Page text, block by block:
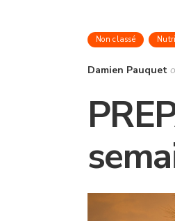
Non classé
Damien Pauquet